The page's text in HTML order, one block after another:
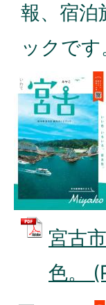
報、宿
ックです
宮古
色。